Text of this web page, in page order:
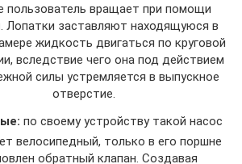
пользователь вращает при помощи
Лопатки заставляют находящуюся в
жидкость двигаться по круговой
вследствие чего она под действием
силы устремляется в выпускное
отверстие.
по своему устройству такой насос
велосипедный, только в его поршне
обратный клапан. Создавая